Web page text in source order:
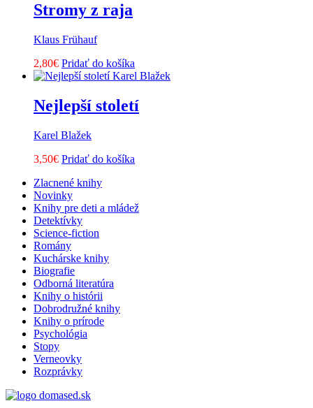
Stromy z raja
Klaus Frühauf
2,80€ Pridať do košíka
Nejlepší století
Karel Blažek
3,50€ Pridať do košíka
Zlacnené knihy
Novinky
Knihy pre deti a mládež
Detektívky
Science-fiction
Romány
Kuchárske knihy
Biografie
Odborná literatúra
Knihy o histórii
Dobrodružné knihy
Knihy o prírode
Psychológia
Stopy
Verneovky
Rozprávky